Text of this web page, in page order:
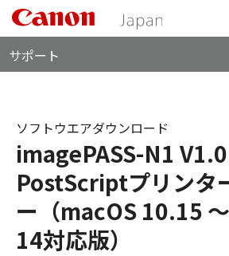
サポート
imagePASS-N1 V1.0
PostScriptプリンタ
ー（macOS 10.15
14対応版）
ソフトウエアダウンロード